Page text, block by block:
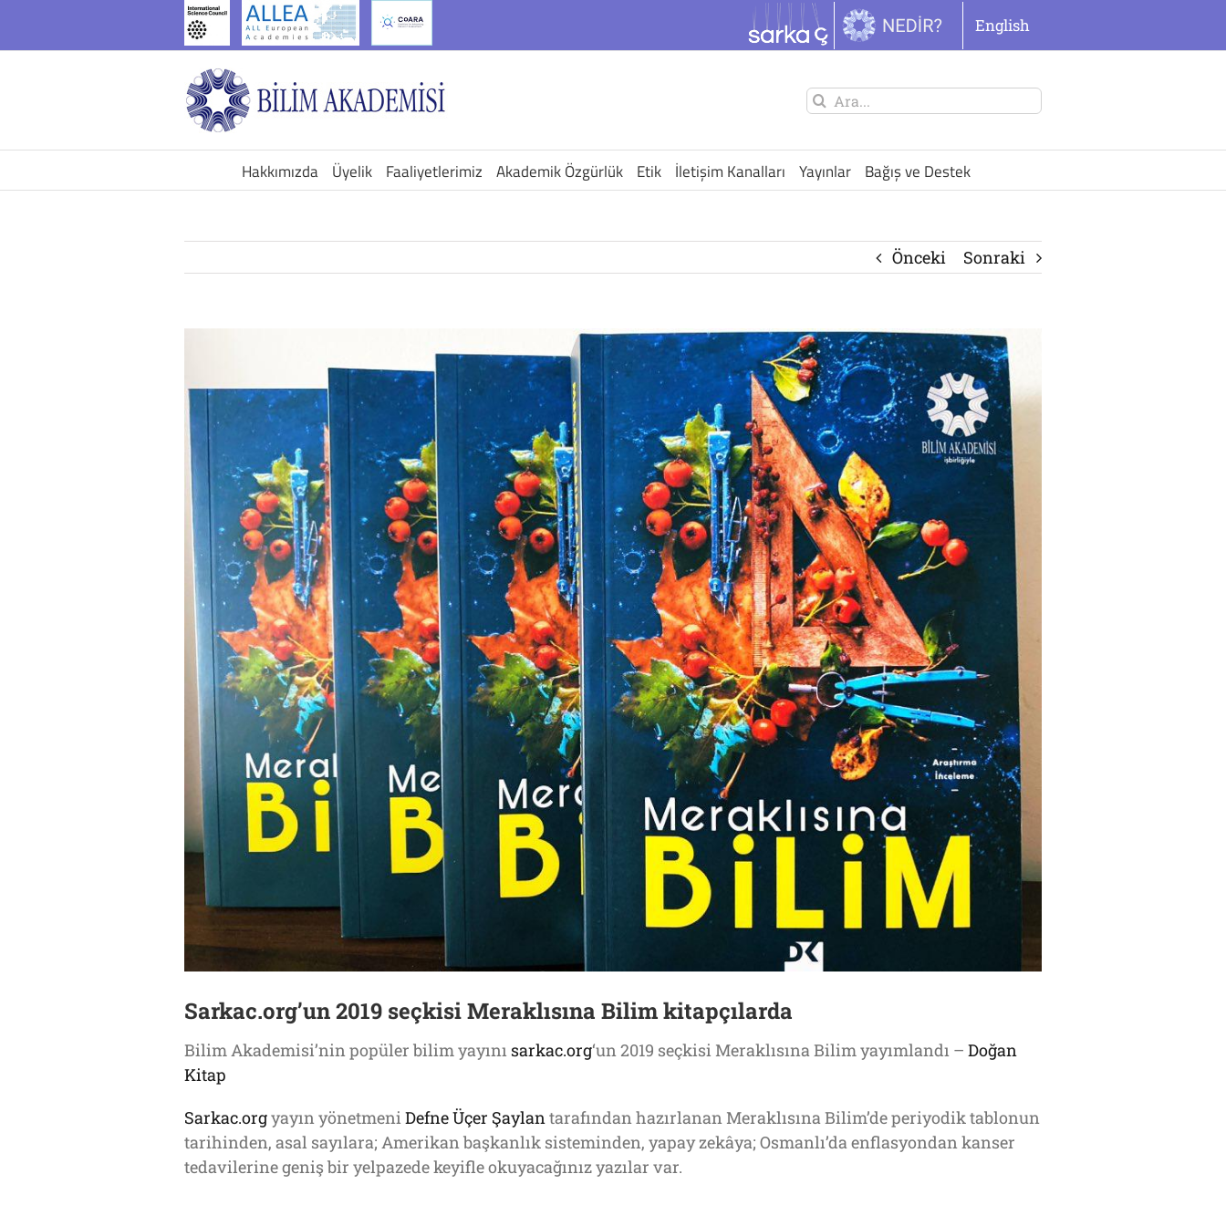
English
Şunu
Hakkımızda Üyelik Faaliyetlerimiz Akademik Özgürlük Etik İletişim Kanalları Yayınlar Bağış ve Destek
Önceki Sonraki
Sarkac.org’un 2019 seçkisi Meraklısına Bilim kitapçılarda
Bilim Akademisi’nin popüler bilim yayını sarkac.org‘un 2019 seçkisi Meraklısına Bilim yayımlandı – Doğan
Kitap
Sarkac.orgyayın yönetmeniDefne Üçer Şaylantarafından hazırlanan Meraklısına Bilim’de periyodik tablonun
tarihinden, asal sayılara; Amerikan başkanlık sisteminden, yapay zekâya; Osmanlı’da enflasyondan kanser
tedavilerine geniş bir yelpazede keyifle okuyacağınız yazılar var.